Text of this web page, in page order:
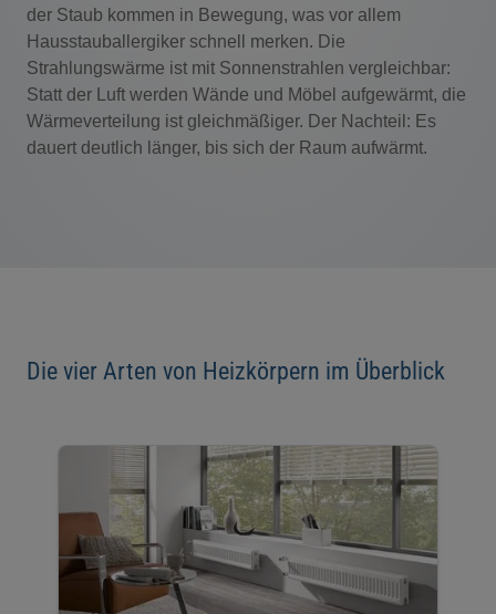
der Staub kommen in Bewegung, was vor allem
Hausstauballergiker schnell merken. Die
Strahlungswärme ist mit Sonnenstrahlen vergleichbar:
Statt der Luft werden Wände und Möbel aufgewärmt, die
Wärmeverteilung ist gleichmäßiger. Der Nachteil: Es
dauert deutlich länger, bis sich der Raum aufwärmt.
Die vier Arten von Heizkörpern im Überblick